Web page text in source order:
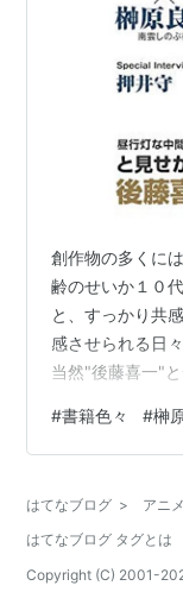
創作物の多くに
齢のせいか１０
と、すっかり共
感させられる日
当然"後藤喜一"
く、自分が”そん
るのだから......
(ぴあ MOOK) 高
察パトレイバー
バーと呼ば…
#書籍色々 #榊
はてなブログ > アニメ
はてなブログ タグとは
Copyright (C) 2001-